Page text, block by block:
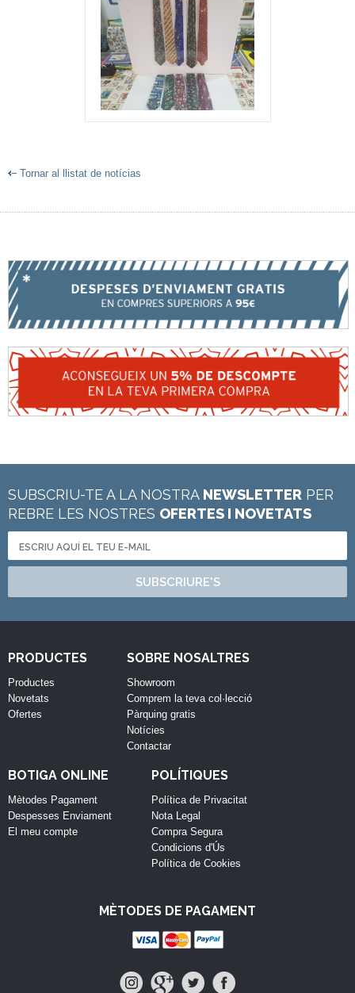
Tornar al llistat de notícias
SUBSCRIU-TE A LA NOSTRA NEWSLETTER PER
REBRE LES NOSTRES OFERTES I NOVETATS
SUBSCRIURE'S
PRODUCTES
Productes
Novetats
Ofertes
SOBRE NOSALTRES
Showroom
Comprem la teva col·lecció
Pàrquing gratis
Notícies
Contactar
BOTIGA ONLINE
Mètodes Pagament
Despesses Enviament
El meu compte
POLÍTIQUES
Política de Privacitat
Nota Legal
Compra Segura
Condicions d'Ús
Política de Cookies
MÈTODES DE PAGAMENT